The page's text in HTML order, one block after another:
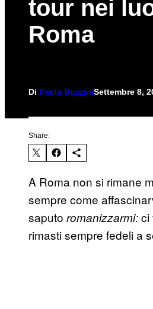
tour nei
Roma
Di Paola BuzziniSettembre 8,
Share:
A Roma non si rimane
sempre come
saputo romanizzarmi:ci
rimasti sempre fedeli a